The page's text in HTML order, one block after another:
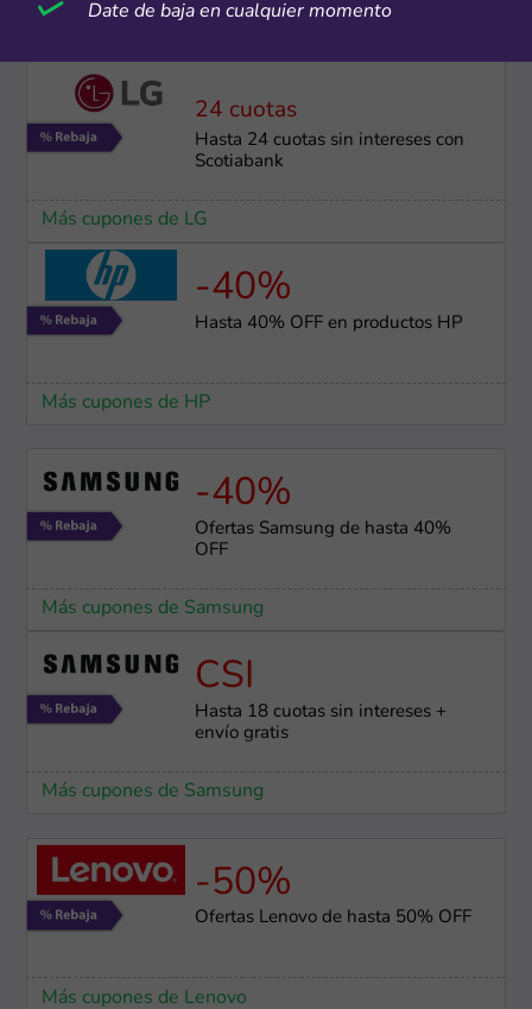
Más cupones de Electrolux
24 cuotas
Hasta 24 cuotas sin intereses con
Scotiabank
Más cupones de LG
-40%
Hasta 40% OFF en productos HP
Más cupones de HP
-40%
Ofertas Samsung de hasta 40%
OFF
Más cupones de Samsung
CSI
Hasta 18 cuotas sin intereses +
envío gratis
Más cupones de Samsung
-50%
Ofertas Lenovo de hasta 50% OFF
Más cupones de Lenovo
Date de baja en cualquier momento